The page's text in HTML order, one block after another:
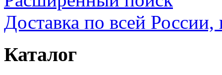
Доставка по всей России,
Каталог